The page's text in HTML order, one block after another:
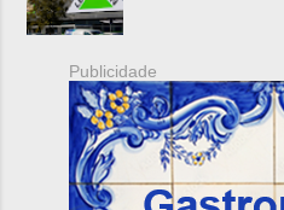
Publicidade